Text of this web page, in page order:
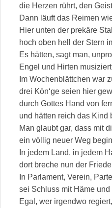
die Herzen rührt, den
Dann läuft das Reimen
Hier unten der prekäre
hoch oben hell der Stern
Es hätten, sagt man,
Engel und Hirten
Im Wochenblättchen war
drei Kön‘ge seien hier
durch Gottes Hand von
und hätten reich das Kind
Man glaubt gar, dass mit
ein völlig neuer Weg
In jedem Land, in jedem
dort breche nun der
In Parlament, Verein,
sei Schluss mit Häme und
Egal, wer irgendwo regiert,